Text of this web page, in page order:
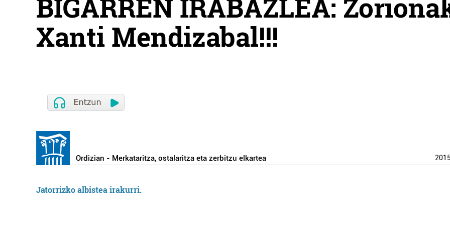
BIGARREN IRABAZLEA:
Xanti Mendizabal!!!
Ordizian - Merkataritza, ostalaritza eta zerbitzu elkartea 2015
Jatorrizko albistea irakurri.